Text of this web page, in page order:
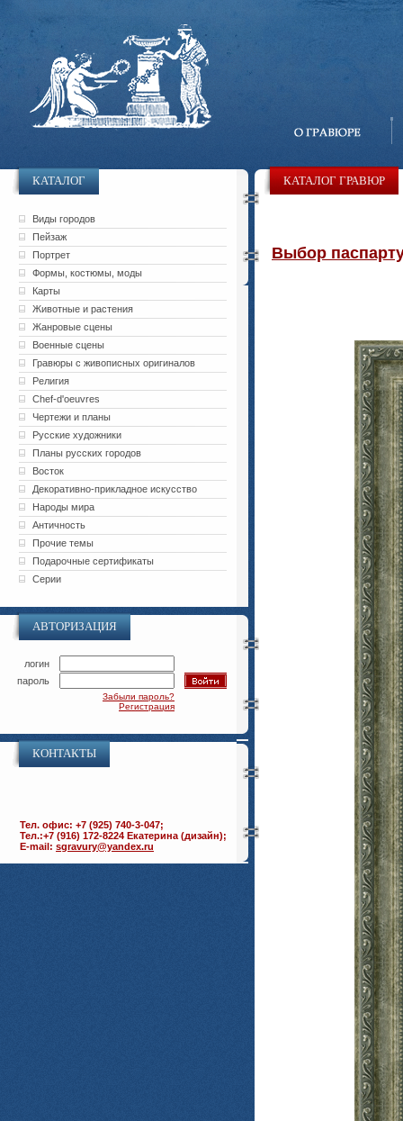
КАТАЛОГ
Виды городов
Пейзаж
Портрет
Формы, костюмы, моды
Карты
Животные и растения
Жанровые сцены
Военные сцены
Гравюры с живописных оригиналов
Религия
Chef-d'oeuvres
Чертежи и планы
Русские художники
Планы русских городов
Восток
Декоративно-прикладное искусство
Народы мира
Античность
Прочие темы
Подарочные сертификаты
Серии
АВТОРИЗАЦИЯ
логин
пароль
Забыли пароль?
Регистрация
КОНТАКТЫ
Тел. офис: +7 (925) 740-3-047;
Тел.:+7 (916) 172-8224 Екатерина (дизайн);
E-mail: sgravury@yandex.ru
КАТАЛОГ ГРАВЮР
Выбор